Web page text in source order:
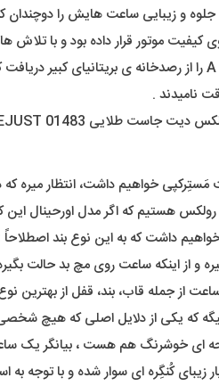
و زیبایی ساعت هایش را دوچندان
با تلاش های مستمر در سال ۱۹۱۰ گواهینامه ی دقت کرونومتریک را از مرکز
نامیدند .
مَستِرکپی خواهیم داشت، انتظار میره
هستیم که اگر مدل اورحینال این
از اینکه ساعت روی مچ بد حالت
از جمله قاب، بند، قفل از
که یکی از دلایل اصلی که هیچ
خوشرنگ هم هست ، بیانگر یک
کُنگِره ای سوار شده و با توجه به